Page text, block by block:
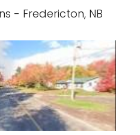
- Fredericton, NB